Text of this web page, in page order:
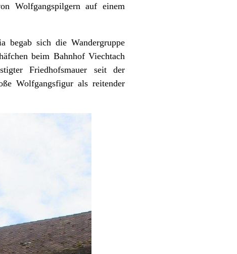
Wolfgangspilgern auf einem
begab sich die Wandergruppe
beim Bahnhof Viechtach
Friedhofsmauer seit der
Wolfgangsfigur als reitender